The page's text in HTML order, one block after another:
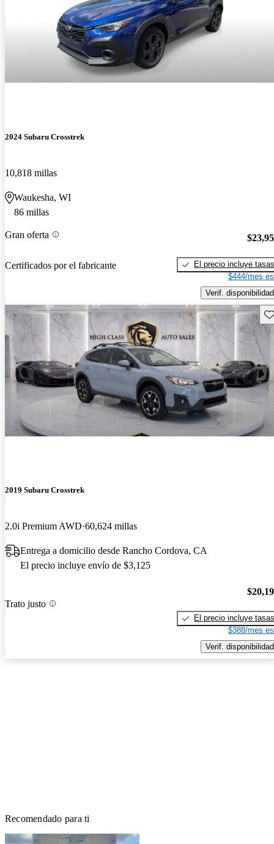
2024 Subaru Crosstrek
10,818 millas
Waukesha, WI
86 millas
Gran oferta
Certificados por el fabricante
El precio incluye tasas
$444/mes
Verif. disponibilidad
2019 Subaru Crosstrek
2.0i Premium AWD 60,624 millas
Entrega a domicilio desde Rancho Cordova, CA
El precio incluye envío de $3,125
Trato justo
El precio incluye tasas
$388/mes
Verif. disponibilidad
Recomendado para ti